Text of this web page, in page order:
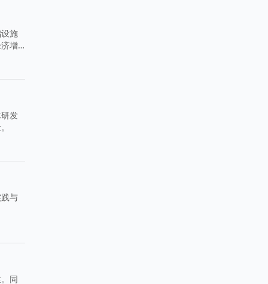
施
增
发
与
同